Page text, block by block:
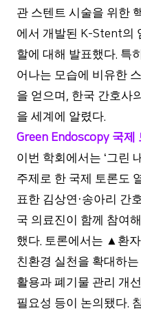
관 스텐트 시술을 위한
에서 개발된 K-Stent의
할에 대해 발표했다. 특
어나는 모습에 비유한
을 얻으며 , 한국 간호사
을 세계에 알렸다.
Green Endoscopy 국제
이번 학회에서는 ‘그린
주제로 한 국제 토론도
표한 김상연 ·송아리 간
국 의료진이 함께 참여
했다. 토론에서는 ▲ 환
친환경 실천을 확대하
활용과 폐기물 관리 개선
필요성 등이 논의됐다.